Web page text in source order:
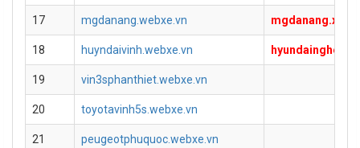
17 mgdanang.webxe.vn
18 huyndaivinh.webxe.vn
19 vin3sphanthiet.webxe.vn
20 toyotavinh5s.webxe.vn
21 peugeotphuquoc.webxe.vn